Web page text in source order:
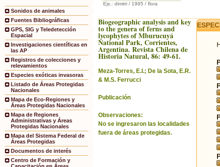
Sonidos de animales
Fuentes Bibliográficas
GPS, SIG y Teledetección
Espacial
Investigaciones científicas en
las AP
Registros de colecciones y
relevamientos
Especies exóticas invasoras
Listado de Áreas Protegidas
Nacionales
Mapa de Eco-Regiones y
Áreas Protegidas Nacionales
Mapa de Regiones
Administrativas y Áreas
Protegidas Nacionales
Mapa del Sistema Federal de
Áreas Protegidas
Documentos de interés
Centro de Formación y
Ejs.: dimitri / 1995 / flora
Biogeographic analysis and key
to the genera of ferns and
lycophytes of Mburucuyá
National Park, Corrientes,
Argentina. Revista Chilena de
Historia Natural, 86: 49-61.
Meza-Torres, E.I.; De la Sota, E.R.
& M.S. Ferrucci
Publicación
Observaciones:
No se ingresaron las localidades
fuera de áreas protegidas.